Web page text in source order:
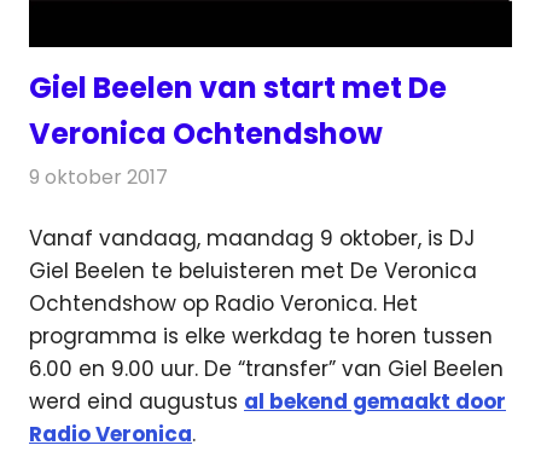
Giel Beelen van start met De
Veronica Ochtendshow
9 oktober 2017
Vanaf vandaag, maandag 9 oktober, is DJ
Giel Beelen te beluisteren met De Veronica
Ochtendshow op Radio Veronica. Het
programma is elke werkdag te horen tussen
6.00 en 9.00 uur. De “transfer” van Giel Beelen
werd eind augustus al bekend gemaakt door
Radio Veronica.